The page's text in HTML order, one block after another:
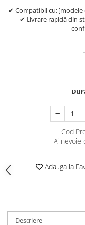
✔ Compatibil cu:
✔ Livrare rapidă din
Cod
Ai nevoie
Adauga la
Descriere